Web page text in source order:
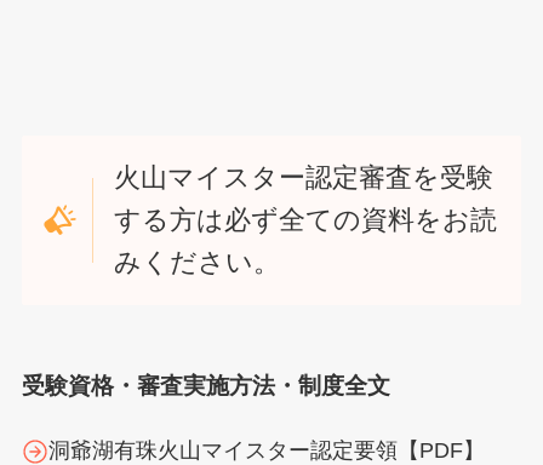
火山マイスター認定審査を受験
する方は必ず全ての資料をお読
みください。
受験資格・審査実施方法・制度全文
洞爺湖有珠火山マイスター認定要領【PDF】